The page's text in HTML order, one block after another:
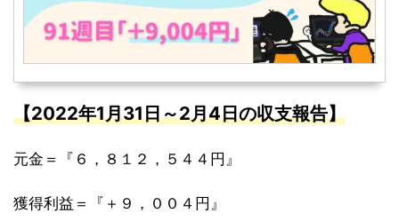
【2022年1月31日～2月4日の収支報告】
元金＝『６，８１２，５４４円』
獲得利益＝『＋９，００４円』